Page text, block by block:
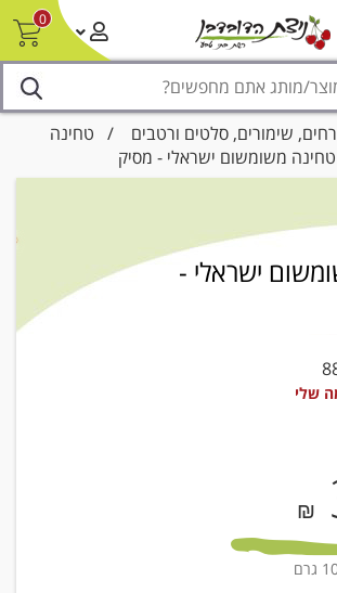
0
סניפים צור קשר/ביטול הזמנה
שימורים, סלטים ורטבים / טחינה
משומשום ישראלי - מסיק
ישראלי -
שלי
₪